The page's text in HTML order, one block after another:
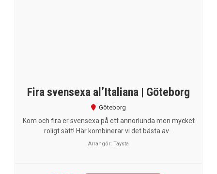
Fira svensexa al’Italiana | Göteborg
Göteborg
Kom och fira er svensexa på ett annorlunda men mycket
roligt sätt! Här kombinerar vi det bästa av...
Arrangör: Taysta